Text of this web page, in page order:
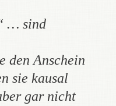
… sind
den Anschein
sie kausal
gar nicht